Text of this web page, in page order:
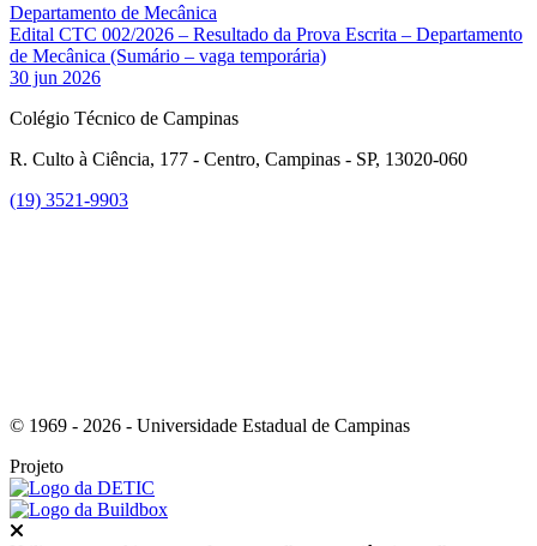
Departamento de Mecânica
Edital CTC 002/2026 – Resultado da Prova Escrita – Departamento
de Mecânica (Sumário – vaga temporária)
30 jun 2026
Colégio Técnico de Campinas
R. Culto à Ciência, 177 - Centro, Campinas - SP, 13020-060
(19) 3521-9903
© 1969 - 2026 - Universidade Estadual de Campinas
Projeto